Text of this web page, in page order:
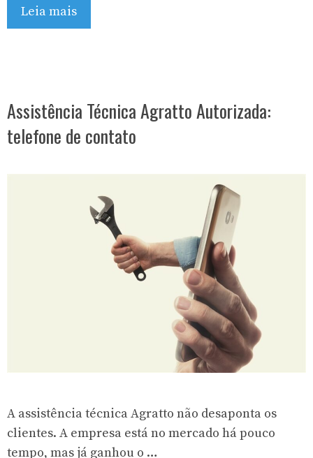
Leia mais
Assistência Técnica Agratto Autorizada:
telefone de contato
A assistência técnica Agratto não desaponta os
clientes. A empresa está no mercado há pouco
tempo, mas já ganhou o …